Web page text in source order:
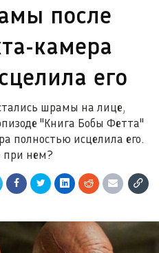
после
камера
его
шрамы на лице,
"Книга Бобы Фетта"
полностью исцелила его.
при нем?